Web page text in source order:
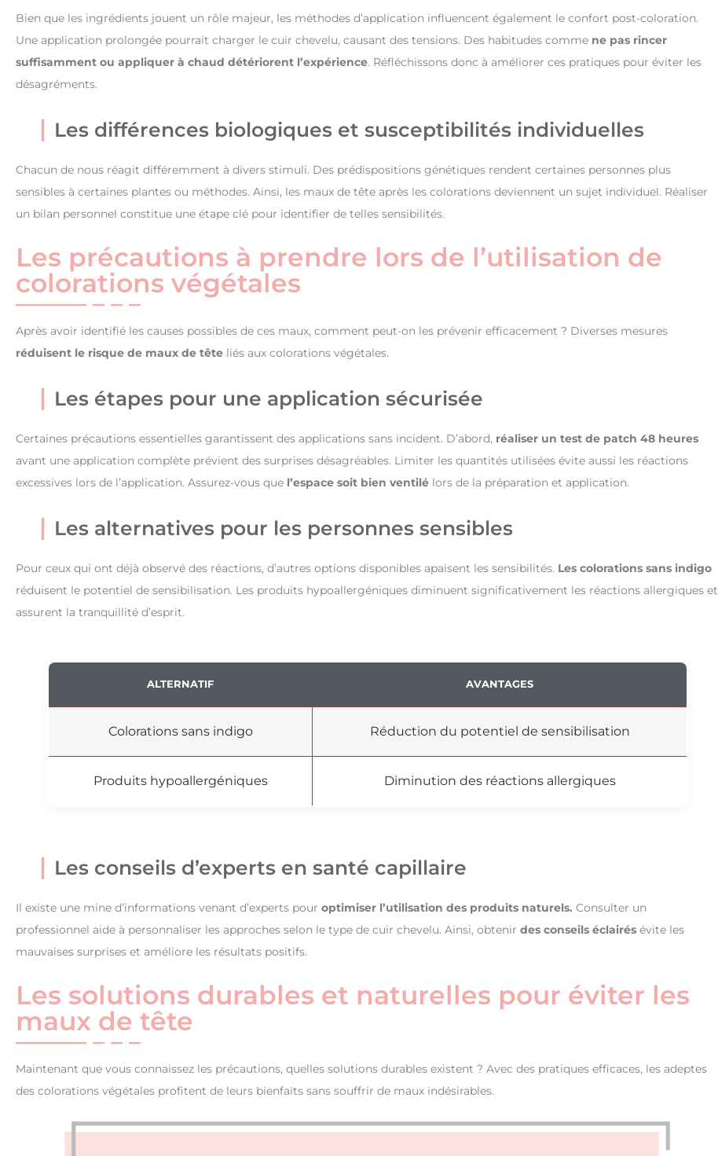
Bien que les ingrédients jouent un rôle majeur, les méthodes d’application influencent également le confort post-coloration.
Une application prolongée pourrait charger le cuir chevelu, causant des tensions. Des habitudes comme ne pas rincer
suffisamment ou appliquer à chaud détériorent l’expérience. Réfléchissons donc à améliorer ces pratiques pour éviter les
désagréments.
Les différences biologiques et susceptibilités individuelles
Chacun de nous réagit différemment à divers stimuli. Des prédispositions génétiques rendent certaines personnes plus
sensibles à certaines plantes ou méthodes. Ainsi, les maux de tête après les colorations deviennent un sujet individuel. Réaliser
un bilan personnel constitue une étape clé pour identifier de telles sensibilités.
Les précautions à prendre lors de l’utilisation de
colorations végétales
Après avoir identifié les causes possibles de ces maux, comment peut-on les prévenir efficacement ? Diverses mesures
réduisent le risque de maux de tête liés aux colorations végétales.
Les étapes pour une application sécurisée
Certaines précautions essentielles garantissent des applications sans incident. D’abord, réaliser un test de patch 48 heures
avant une application complète prévient des surprises désagréables. Limiter les quantités utilisées évite aussi les réactions
excessives lors de l’application. Assurez-vous que l’espace soit bien ventilé lors de la préparation et application.
Les alternatives pour les personnes sensibles
Pour ceux qui ont déjà observé des réactions, d’autres options disponibles apaisent les sensibilités. Les colorations sans indigo
réduisent le potentiel de sensibilisation. Les produits hypoallergéniques diminuent significativement les réactions allergiques et
assurent la tranquillité d’esprit.
ALTERNATIF AVANTAGES
Colorations sans indigo Réduction du potentiel de sensibilisation
Produits hypoallergéniques Diminution des réactions allergiques
Les conseils d’experts en santé capillaire
Il existe une mine d’informations venant d’experts pour optimiser l’utilisation des produits naturels. Consulter un
professionnel aide à personnaliser les approches selon le type de cuir chevelu. Ainsi, obtenir des conseils éclairés évite les
mauvaises surprises et améliore les résultats positifs.
Les solutions durables et naturelles pour éviter les
maux de tête
Maintenant que vous connaissez les précautions, quelles solutions durables existent ? Avec des pratiques efficaces, les adeptes
des colorations végétales profitent de leurs bienfaits sans souffrir de maux indésirables.